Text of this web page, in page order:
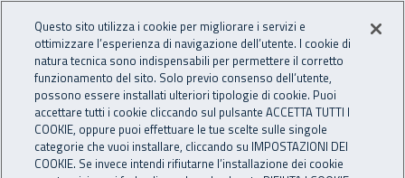
INAIL - Istituto Nazionale
Apri cerca
Navigazione principale
Pagina non disponibile
Questo sito utilizza i cookie per migliorare i servizi e
ottimizzare l’esperienza di navigazione dell’utente. I cookie di
natura tecnica sono indispensabili per permettere il corretto
funzionamento del sito. Solo previo consenso dell’utente,
possono essere installati ulteriori tipologie di cookie. Puoi
accettare tutti i cookie cliccando sul pulsante ACCETTA TUTTI I
COOKIE, oppure puoi effettuare le tue scelte sulle singole
categorie che vuoi installare, cliccando su IMPOSTAZIONI DEI
COOKIE. Se invece intendi rifiutarne l’installazione dei cookie